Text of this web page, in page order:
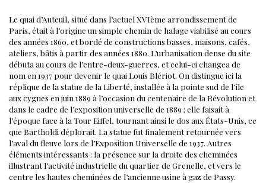
Le quai d’Auteuil, situé dans l’actuel XVIème arrondissement de
Paris, était à l’origine un simple chemin de halage viabilisé au cours
des années 1860, et bordé de constructions basses, maisons, cafés,
ateliers, bâtis à partir des années 1880. L’urbanisation dense du site
débuta au cours de l’entre-deux-guerres, et celui-ci changea de
nom en 1937 pour devenir le quai Louis Blériot. On distingue ici la
réplique de la statue de la Liberté, installée à la pointe sud de l’île
aux cygnes en juin 1889 à l’occasion du centenaire de la Révolution et
dans le cadre de l’exposition universelle de 1889 ; elle faisait à
l’époque face à la Tour Eiffel, tournant ainsi le dos aux États-Unis, ce
que Bartholdi déplorait. La statue fut finalement retournée vers
l’aval du fleuve lors de l’Exposition Universelle de 1937. Autres
éléments intéressants : la présence sur la droite des cheminées
illustrant l’activité industrielle du quartier de Grenelle, et vers le
centre les hautes cheminées de l’ancienne usine à gaz de Passy.